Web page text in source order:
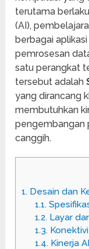
terutama
(AI),
berbagai
pemrosesan
satu perangkat
tersebut adalah
yang dirancang
membutuhkan
pengembangan
canggih.
1. Desain dan
1.1.
1.2.Layar
1.3.
1.4.Kinerja